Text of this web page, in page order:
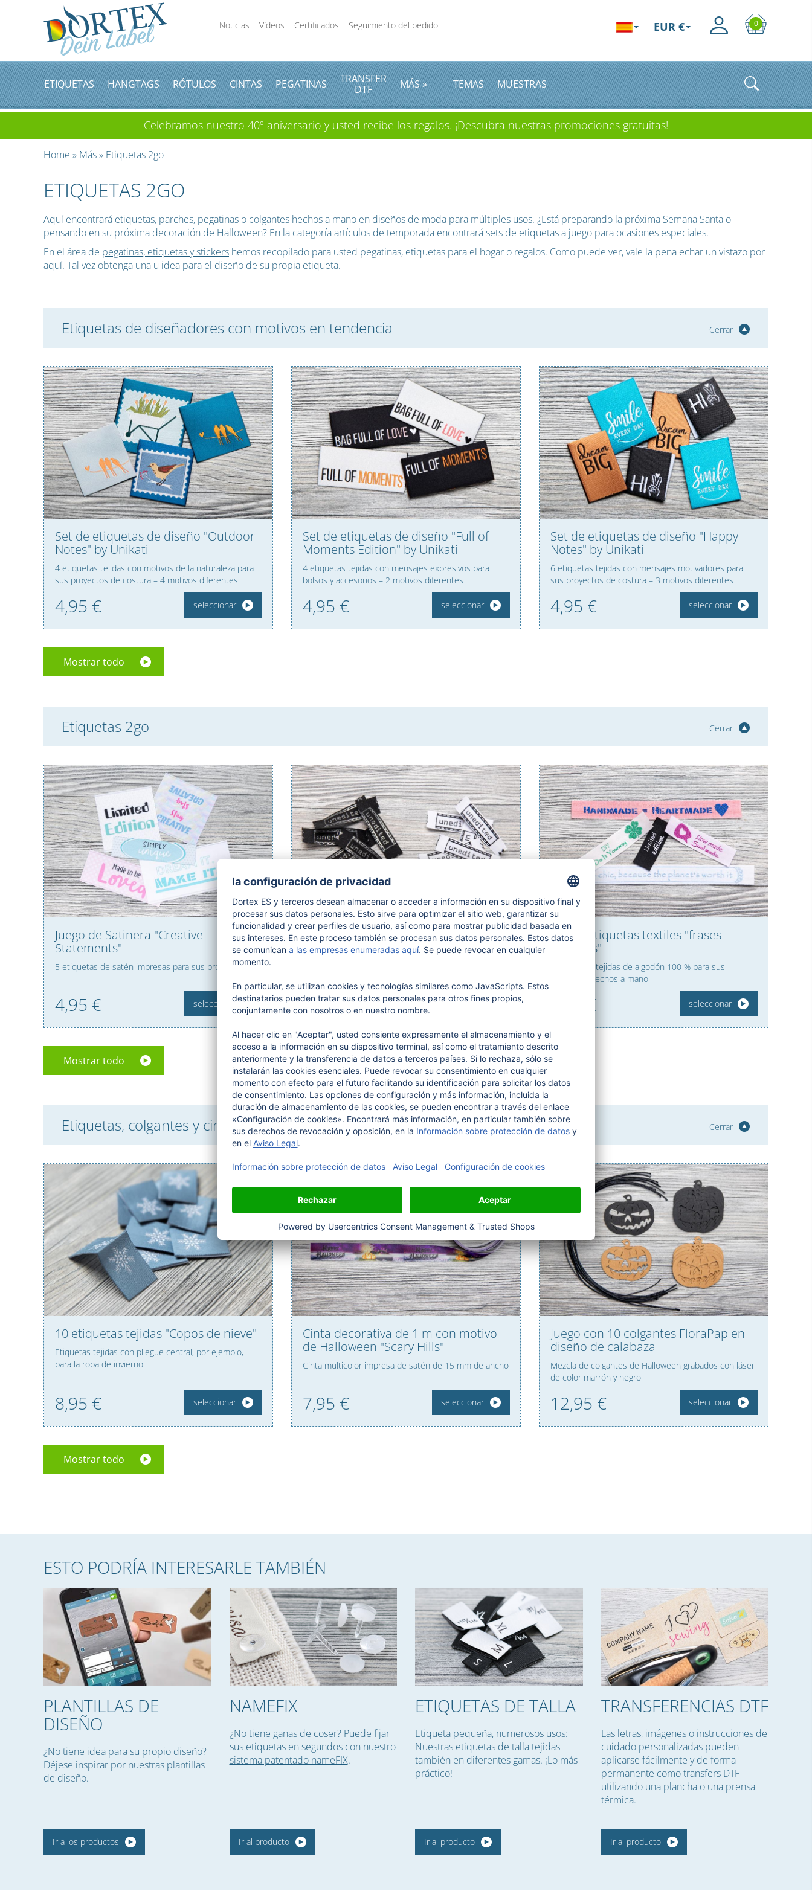
Noticias Vídeos Certificados Seguimiento del pedido 0
EUR €
ETIQUETAS HANGTAGS RÓTULOS CINTAS PEGATINAS
TRANSFER
DTF
MÁS » TEMAS MUESTRAS
Celebramos nuestro 40º aniversario y usted recibe los regalos. ¡Descubra nuestras promociones gratuitas!
Home » Más» Etiquetas 2go
ETIQUETAS 2GO
Aquí encontrará etiquetas, parches, pegatinas o colgantes hechos a mano en diseños de moda para múltiples usos. ¿Está preparando la próxima Semana Santa o
pensando en su próxima decoración de Halloween? En la categoríaartículos de temporada encontrará sets de etiquetas a juego para ocasiones especiales.
En el área de pegatinas, etiquetas y stickers hemos recopilado para usted pegatinas, etiquetas para el hogar o regalos. Como puede ver, vale la pena echar un vistazo por
aquí. Tal vez obtenga una u idea para el diseño de su propia etiqueta.
Cerrar
Etiquetas de diseñadores con motivos en tendencia
Set de etiquetas de diseño "Outdoor
Notes" by Unikati
4 etiquetas tejidas con motivos de la naturaleza para
sus proyectos de costura – 4 motivos diferentes
4,95 € seleccionar
Set de etiquetas de diseño "Full of
Moments Edition" by Unikati
4 etiquetas tejidas con mensajes expresivos para
bolsos y accesorios – 2 motivos diferentes
4,95 € seleccionar
Set de etiquetas de diseño "Happy
Notes" by Unikati
6 etiquetas tejidas con mensajes motivadores para
sus proyectos de costura – 3 motivos diferentes
4,95 € seleccionar
Mostrar todo
Cerrar
Etiquetas 2go
Juego de Satinera "Creative
Statements"
5 etiquetas de satén impresas para sus proyectos DIY
4,95 € seleccionar
10 etiquetas de algodón tejido
"unedited"
7,95€ seleccionar
Set de etiquetas textiles "frases
favoritas"
5 etiquetas tejidas de algodón 100 % para sus
proyectos hechos a mano
€ seleccionar
Mostrar todo
Cerrar
Etiquetas, colgantes y cintas – artículos de temporada 2go
10 etiquetas tejidas "Copos de nieve"
Etiquetas tejidas con pliegue central, por ejemplo,
para la ropa de invierno
8,95 € seleccionar
Cinta decorativa de 1 m con motivo
de Halloween "Scary Hills"
Cinta multicolor impresa de satén de 15 mm de ancho
7,95 € seleccionar
Juego con 10 colgantes FloraPap en
diseño de calabaza
Mezcla de colgantes de Halloween grabados con láser
de color marrón y negro
12,95 € seleccionar
Mostrar todo
ESTO PODRÍA INTERESARLE TAMBIÉN
PLANTILLAS DE
DISEÑO
¿No tiene idea para su propio diseño?
Déjese inspirar por nuestras plantillas
de diseño.
Ir a los productos
NAMEFIX
¿No tiene ganas de coser? Puede fijar
sus etiquetas en segundos con nuestro
sistema patentado nameFIX.
Ir al producto
ETIQUETAS DE TALLA
Etiqueta pequeña, numerosos usos:
Nuestras etiquetas de talla tejidas
también en diferentes gamas. ¡Lo más
práctico!
Ir al producto
TRANSFERENCIAS DTF
Las letras, imágenes o instrucciones de
cuidado personalizadas pueden
aplicarse fácilmente y de forma
permanente como transfers DTF
utilizando una plancha o una prensa
térmica.
Ir al producto